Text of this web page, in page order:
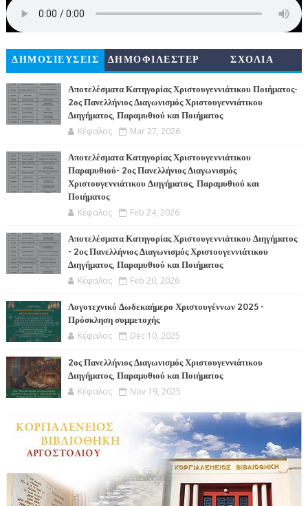
ΔΗΜΟΣΙΕΥΣΕΙΣ
ΔΗΜΟΦΙΛΕΣΤΕΡ
ΣΧΟΛΙΑ
Αποτελέσματα Κατηγορίας Χριστουγεννιάτικου Ποιήματος-
2ος Πανελλήνιος Διαγωνισμός Χριστουγεννιάτικου
Διηγήματος, Παραμυθιού και Ποιήματος
Κέφαλος Mar 27, 2026
Αποτελέσματα Κατηγορίας Χριστουγεννιάτικου
Παραμυθιού- 2ος Πανελλήνιος Διαγωνισμός
Χριστουγεννιάτικου Διηγήματος, Παραμυθιού και
Ποιήματος
Κέφαλος Feb 24, 2026
Αποτελέσματα Κατηγορίας Χριστουγεννιάτικου Διηγήματος
- 2ος Πανελλήνιος Διαγωνισμός Χριστουγεννιάτικου
Διηγήματος, Παραμυθιού και Ποιήματος
Κέφαλος Feb 20, 2026
Λογοτεχνικό Δωδεκαήμερο Χριστουγέννων 2025 -
Πρόσκληση συμμετοχής
Κέφαλος Dec 10, 2025
2ος Πανελλήνιος Διαγωνισμός Χριστουγεννιάτικου
Διηγήματος, Παραμυθιού και Ποιήματος
Κέφαλος Nov 19, 2025